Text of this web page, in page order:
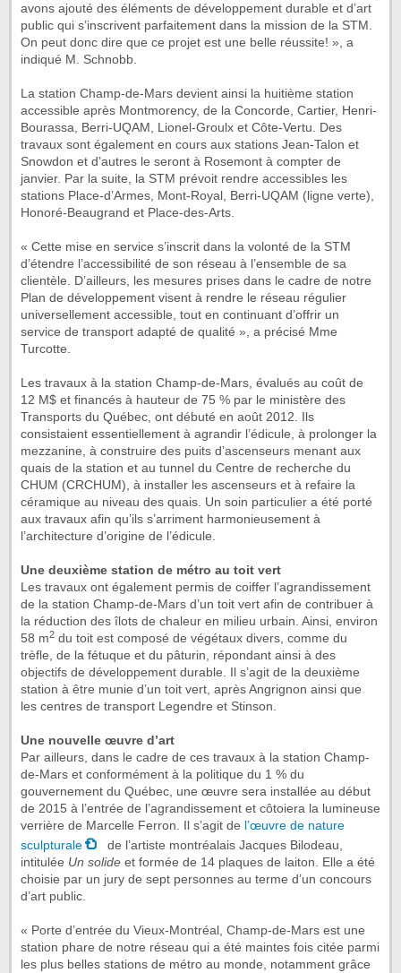
avons ajouté des éléments de développement durable et d’art
public qui s’inscrivent parfaitement dans la mission de la STM.
On peut donc dire que ce projet est une belle réussite! », a
indiqué M. Schnobb.
La station Champ-de-Mars devient ainsi la huitième station
accessible après Montmorency, de la Concorde, Cartier, Henri-
Bourassa, Berri-UQAM, Lionel-Groulx et Côte-Vertu. Des
travaux sont également en cours aux stations Jean-Talon et
Snowdon et d’autres le seront à Rosemont à compter de
janvier. Par la suite, la STM prévoit rendre accessibles les
stations Place-d’Armes, Mont-Royal, Berri-UQAM (ligne verte),
Honoré-Beaugrand et Place-des-Arts.
« Cette mise en service s’inscrit dans la volonté de la STM
d’étendre l’accessibilité de son réseau à l’ensemble de sa
clientèle. D’ailleurs, les mesures prises dans le cadre de notre
Plan de développement visent à rendre le réseau régulier
universellement accessible, tout en continuant d’offrir un
service de transport adapté de qualité », a précisé Mme
Turcotte.
Les travaux à la station Champ-de-Mars, évalués au coût de
12 M$ et financés à hauteur de 75 % par le ministère des
Transports du Québec, ont débuté en août 2012. Ils
consistaient essentiellement à agrandir l’édicule, à prolonger la
mezzanine, à construire des puits d’ascenseurs menant aux
quais de la station et au tunnel du Centre de recherche du
CHUM (CRCHUM), à installer les ascenseurs et à refaire la
céramique au niveau des quais. Un soin particulier a été porté
aux travaux afin qu’ils s’arriment harmonieusement à
l’architecture d’origine de l’édicule.
Une deuxième station de métro au toit vert
Les travaux ont également permis de coiffer l’agrandissement
de la station Champ-de-Mars d’un toit vert afin de contribuer à
la réduction des îlots de chaleur en milieu urbain. Ainsi, environ
58 m2 du toit est composé de végétaux divers, comme du
trèfle, de la fétuque et du pâturin, répondant ainsi à des
objectifs de développement durable. Il s’agit de la deuxième
station à être munie d’un toit vert, après Angrignon ainsi que
les centres de transport Legendre et Stinson.
Une nouvelle œuvre d’art
Par ailleurs, dans le cadre de ces travaux à la station Champ-
de-Mars et conformément à la politique du 1 % du
gouvernement du Québec, une œuvre sera installée au début
de 2015 à l’entrée de l’agrandissement et côtoiera la lumineuse
verrière de Marcelle Ferron. Il s’agit de l’œuvre de nature
sculpturale
de l’artiste montréalais Jacques Bilodeau,
intitulée Un solide et formée de 14 plaques de laiton. Elle a été
choisie par un jury de sept personnes au terme d’un concours
d’art public.
« Porte d’entrée du Vieux-Montréal, Champ-de-Mars est une
station phare de notre réseau qui a été maintes fois citée parmi
les plus belles stations de métro au monde, notamment grâce